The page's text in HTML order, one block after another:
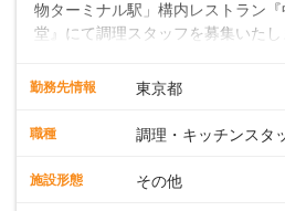
物ターミナル駅」構内レストラン
堂』にて調理スタッフを募集いた
う！＜まずは調理スタッフとして＞
ます。まずは当店の仕事の流れ・お
す。 ■チームワークがカギ！当店で
ようにチームで一度に大人数分の
勤務先情報 東京都
職種 調理・キッチンスタ
施設形態 その他